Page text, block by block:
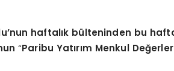
haftalık bülteninden bu
“Paribu Yatırım Menkul